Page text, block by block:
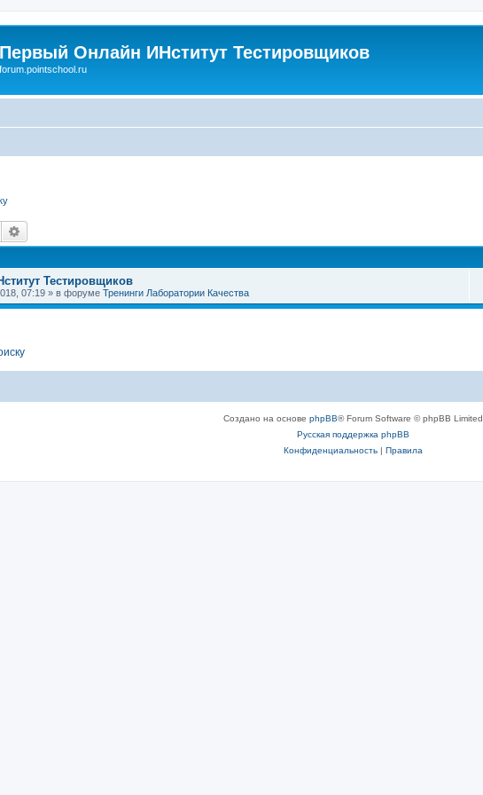
Первый Онлайн ИНститут Тестировщиков
forum.pointschool.ru
Поиск
Тестировщиков
07:19 » в форуме Тренинги Лаборатории Качества
Создано на основе phpBB® Forum Software © phpBB Limited
Русская поддержка phpBB
Конфиденциальность| Правила